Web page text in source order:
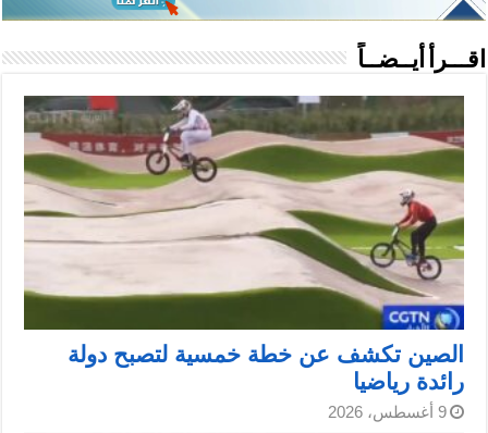
اقـــرأ أيــضــاً
الصين تكشف عن خطة خمسية لتصبح دولة
رائدة رياضيا
9 أغسطس، 2026